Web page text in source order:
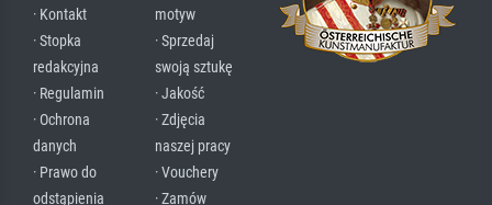
· Kontakt
· Stopka
redakcyjna
· Regulamin
· Ochrona
danych
· Prawo do
odstąpienia
motyw
· Sprzedaj
swoją sztukę
· Jakość
· Zdjęcia
naszej pracy
· Vouchery
· Zamów